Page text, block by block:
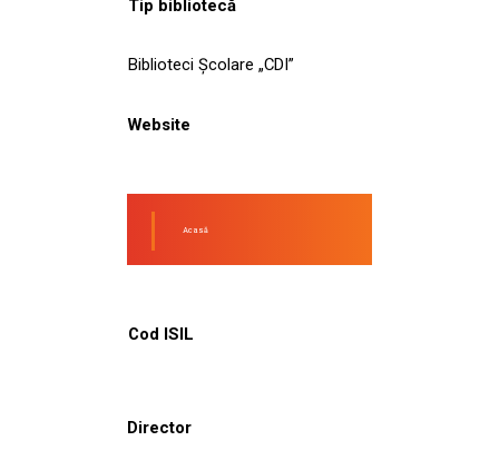
Tip bibliotecă
Biblioteci Școlare „CDI”
Website
Acasă
Cod ISIL
Director